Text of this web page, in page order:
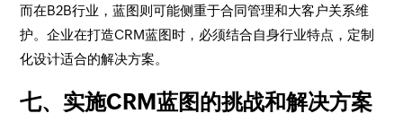
而在B2B行业，蓝图则可能侧重于合同管理和大客户关系维
护。企业在打造CRM蓝图时，必须结合自身行业特点，定制
化设计适合的解决方案。
七、实施CRM蓝图的挑战和解决方案